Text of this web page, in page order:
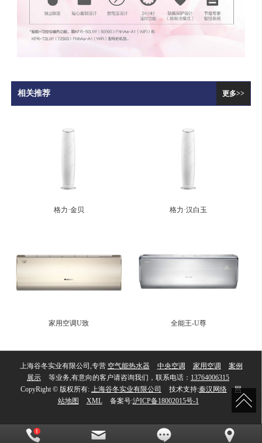
相关推荐 更多>>
格力·金贝 格力·汉白玉
家用空调U致 全能王-U尊
上海谷冬实业有限公司,专营 空气能热水器 中央空调 家用空调
案例
展示
等业务,有意向的客户请咨询我们，联系电话： 13764006315
CopyRight © 版权所有: 上海谷冬实业有限公司 技术支持:秦汉网络
网
站地图
XML 备案号:沪ICP备18002015号-1